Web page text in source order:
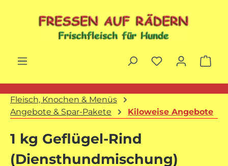
Fleisch, Knochen & Menüs
Angebote & Spar-Pakete
Kiloweise Angebote
1 kg Geflügel-Rind
(Diensthundmischung)